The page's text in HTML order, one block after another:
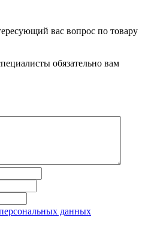
вас вопрос по товару
обязательно вам
данных